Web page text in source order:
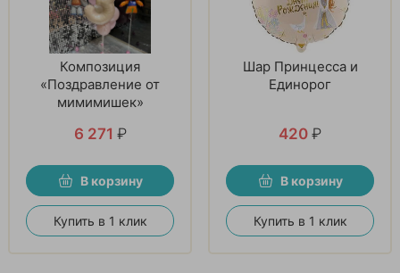
Композиция
«Поздравление от
мимимишек»
6 271 ₽
В корзину
Купить в 1 клик
Шар Принцесса и
Единорог
420 ₽
В корзину
Купить в 1 клик